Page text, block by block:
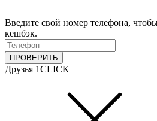
Введите свой номер телефона,
кешбэк.
ПРОВЕРИТЬ
Друзья 1CLICK